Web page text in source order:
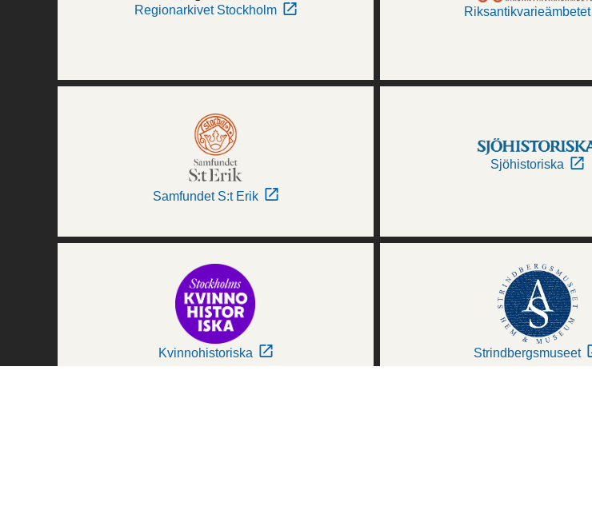
Regionarkivet Stockholm Riksantikvarieämbetet
Samfundet S:t Erik
Sjöhistoriska
Kvinnohistoriska Strindbergsmuseet